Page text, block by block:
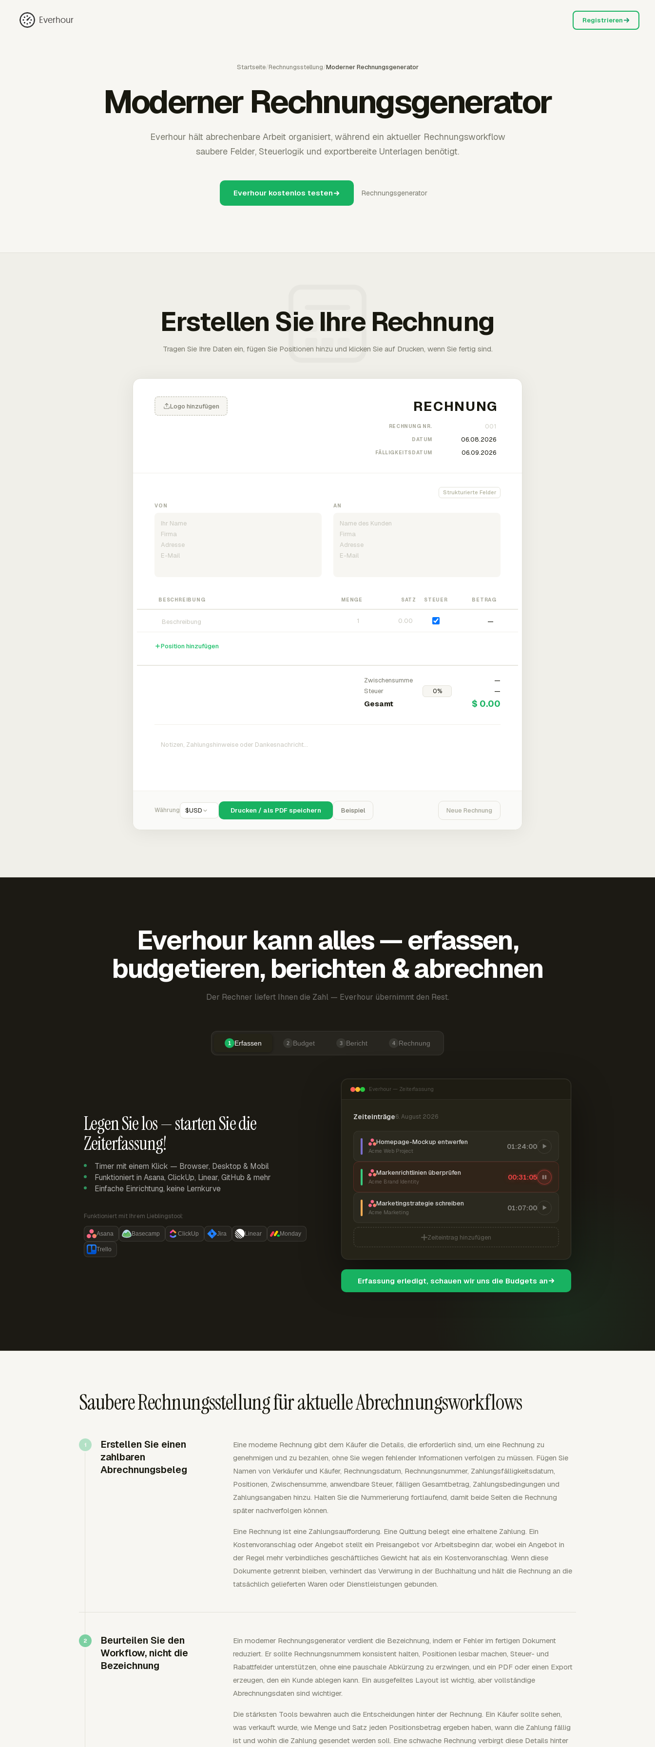
Everhour Registrieren
Startseite/Rechnungsstellung/Moderner Rechnungsgenerator
Moderner Rechnungsgenerator
Everhour hält abrechenbare Arbeit organisiert, während ein aktueller Rechnungsworkflow
saubere Felder, Steuerlogik und exportbereite Unterlagen benötigt.
Everhour kostenlos testen Rechnungsgenerator
Erstellen Sie Ihre Rechnung
Tragen Sie Ihre Daten ein, fügen Sie Positionen hinzu und klicken Sie auf Drucken, wenn Sie fertig sind.
Logo hinzufügen
RECHNUNG NR.
DATUM
FÄLLIGKEITSDATUM
Strukturierte Felder
VON AN
BESCHREIBUNG MENGE SATZ STEUER BETRAG
—
Position hinzufügen
Zwischensumme
—
Steuer
—
Gesamt $ 0.00
Währung $USD Drucken / als PDF speichern Beispiel Neue Rechnung
Everhour kann alles — erfassen,
budgetieren, berichten & abrechnen
Der Rechner liefert Ihnen die Zahl — Everhour übernimmt den Rest.
1 Erfassen 2 Budget 3 Bericht 4 Rechnung
Legen Sie los — starten Sie die
Zeiterfassung!
Timer mit einem Klick — Browser, Desktop & Mobil
Funktioniert in Asana, ClickUp, Linear, GitHub & mehr
Einfache Einrichtung, keine Lernkurve
Funktioniert mit Ihrem Lieblingstool:
Asana Basecamp ClickUp Jira Linear Monday
Trello
Everhour — Zeiterfassung
Zeiteinträge6. August 2026
Homepage-Mockup entwerfen
Acme Web Project
01:24:00
Markenrichtlinien überprüfen
Acme Brand Identity
00:31:06
Marketingstrategie schreiben
Acme Marketing
01:07:00
Zeiteintrag hinzufügen
Erfassung erledigt, schauen wir uns die Budgets an
Saubere Rechnungsstellung für aktuelle Abrechnungsworkflows
Erstellen Sie einen
zahlbaren
Abrechnungsbeleg
Eine moderne Rechnung gibt dem Käufer die Details, die erforderlich sind, um eine Rechnung zu
genehmigen und zu bezahlen, ohne Sie wegen fehlender Informationen verfolgen zu müssen. Fügen Sie
Namen von Verkäufer und Käufer, Rechnungsdatum, Rechnungsnummer, Zahlungsfälligkeitsdatum,
Positionen, Zwischensumme, anwendbare Steuer, fälligen Gesamtbetrag, Zahlungsbedingungen und
Zahlungsangaben hinzu. Halten Sie die Nummerierung fortlaufend, damit beide Seiten die Rechnung
später nachverfolgen können.
Eine Rechnung ist eine Zahlungsaufforderung. Eine Quittung belegt eine erhaltene Zahlung. Ein
Kostenvoranschlag oder Angebot stellt ein Preisangebot vor Arbeitsbeginn dar, wobei ein Angebot in
der Regel mehr verbindliches geschäftliches Gewicht hat als ein Kostenvoranschlag. Wenn diese
Dokumente getrennt bleiben, verhindert das Verwirrung in der Buchhaltung und hält die Rechnung an die
tatsächlich gelieferten Waren oder Dienstleistungen gebunden.
Beurteilen Sie den
Workflow, nicht die
Bezeichnung
Ein moderner Rechnungsgenerator verdient die Bezeichnung, indem er Fehler im fertigen Dokument
reduziert. Er sollte Rechnungsnummern konsistent halten, Positionen lesbar machen, Steuer- und
Rabattfelder unterstützen, ohne eine pauschale Abkürzung zu erzwingen, und ein PDF oder einen Export
erzeugen, den ein Kunde ablegen kann. Ein ausgefeiltes Layout ist wichtig, aber vollständige
Abrechnungsdaten sind wichtiger.
Die stärksten Tools bewahren auch die Entscheidungen hinter der Rechnung. Ein Käufer sollte sehen,
was verkauft wurde, wie Menge und Satz jeden Positionsbetrag ergeben haben, wann die Zahlung fällig
ist und wohin die Zahlung gesendet werden soll. Eine schwache Rechnung verbirgt diese Details hinter